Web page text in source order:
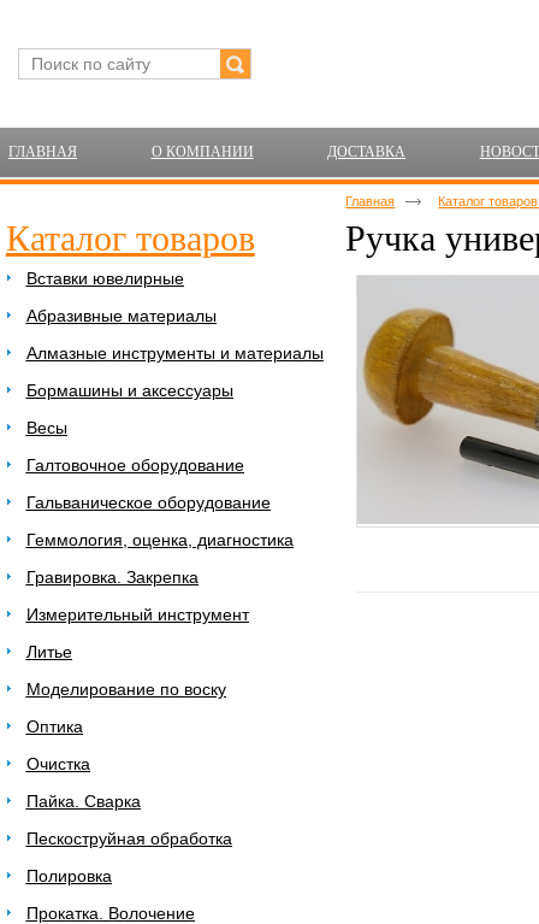
ГЛАВНАЯ О КОМПАНИИ ДОСТАВКА
Каталог товаров
Вставки ювелирные
Абразивные материалы
Алмазные инструменты и материалы
Бормашины и аксессуары
Весы
Галтовочное оборудование
Гальваническое оборудование
Геммология, оценка, диагностика
Гравировка. Закрепка
Измерительный инструмент
Литье
Моделирование по воску
Оптика
Очистка
Пайка. Сварка
Пескоструйная обработка
Полировка
Прокатка. Волочение
Главная Каталог
Ручка